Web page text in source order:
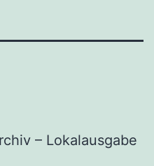
– Lokalausgabe